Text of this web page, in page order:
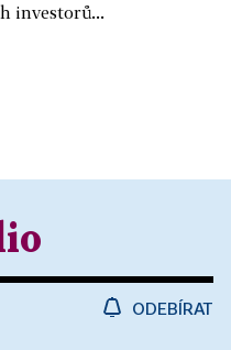
investorů...
ODEBÍRAT